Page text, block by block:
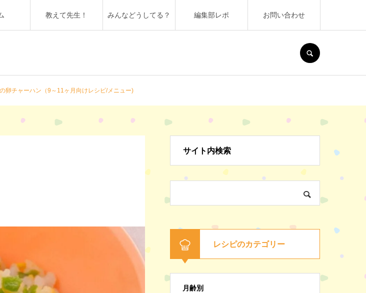
教えて先生！ みんなどうしてる？ 編集部レポ お問い合わせ
卵チャーハン（9～11ヶ月向けレシピ/メニュー)
サイト内検索
レシピのカテゴリー
月齢別